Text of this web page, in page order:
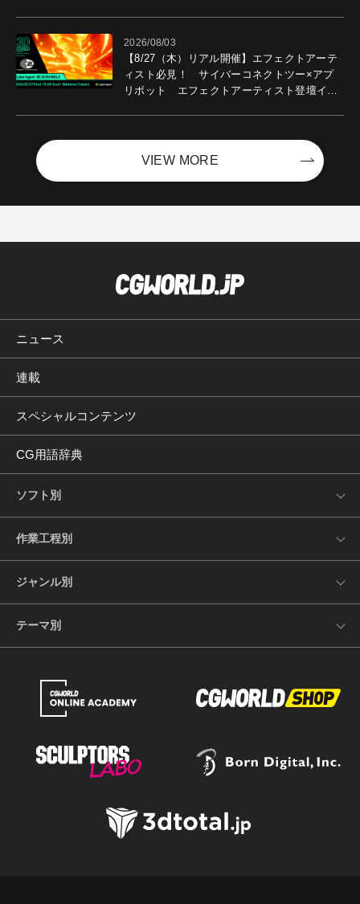
2026/08/03
【8/27（木）リアル開催】エフェクトアーテ
ィスト必見！ サイバーコネクトツー×アプ
リボット エフェクトアーティスト登壇イベ
VIEW MORE
ニュース
連載
スペシャルコンテンツ
CG用語辞典
ソフト別
作業工程別
ジャンル別
テーマ別